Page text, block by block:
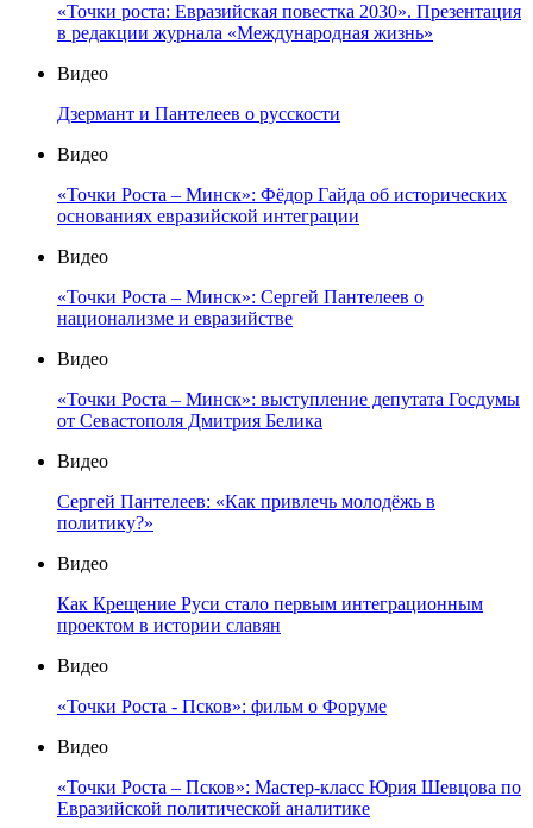
«Точки роста: Евразийская повестка 2030». Презентация
в редакции журнала «Международная жизнь»
Видео
Дзермант и Пантелеев о русскости
Видео
«Точки Роста – Минск»: Фёдор Гайда об исторических
основаниях евразийской интеграции
Видео
«Точки Роста – Минск»: Сергей Пантелеев о
национализме и евразийстве
Видео
«Точки Роста – Минск»: выступление депутата Госдумы
от Севастополя Дмитрия Белика
Видео
Сергей Пантелеев: «Как привлечь молодёжь в
политику?»
Видео
Как Крещение Руси стало первым интеграционным
проектом в истории славян
Видео
«Точки Роста - Псков»: фильм о Форуме
Видео
«Точки Роста – Псков»: Мастер-класс Юрия Шевцова по
Евразийской политической аналитике